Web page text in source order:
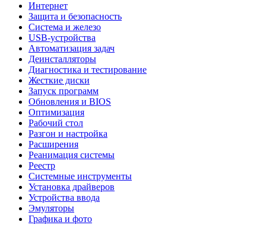
Интернет
Защита и безопасность
Система и железо
USB-устройства
Автоматизация задач
Деинсталляторы
Диагностика и тестирование
Жесткие диски
Запуск программ
Обновления и BIOS
Оптимизация
Рабочий стол
Разгон и настройка
Расширения
Реанимация системы
Реестр
Системные инструменты
Установка драйверов
Устройства ввода
Эмуляторы
Графика и фото